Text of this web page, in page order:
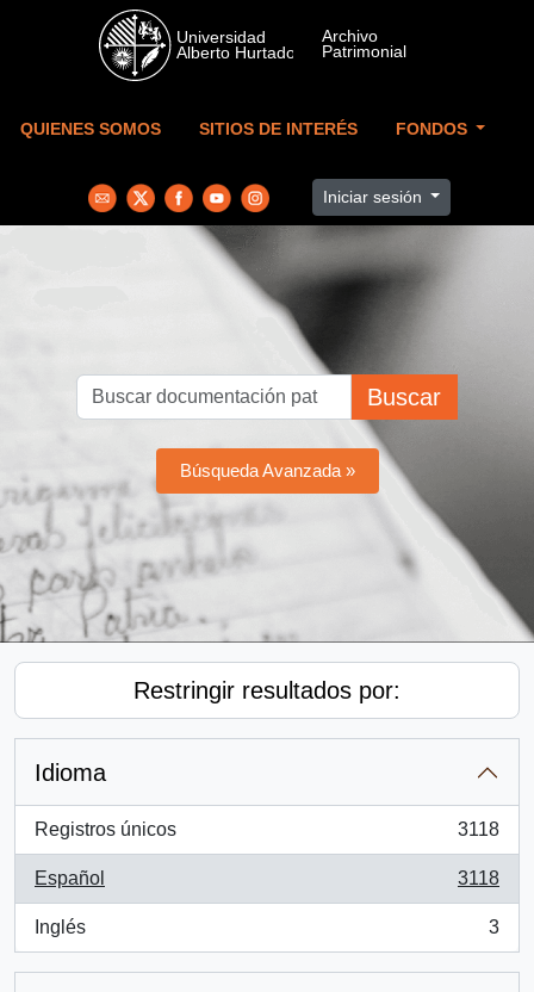
Skip to main content
QUIENES SOMOS SITIOS DE INTERÉS FONDOS
Iniciar sesión
Buscar
Búsqueda Avanzada »
Restringir resultados por:
Idioma
Registros únicos
, 3118 resultados
3118
Español
, 3118 resultados
3118
Inglés
, 3 resultados
3